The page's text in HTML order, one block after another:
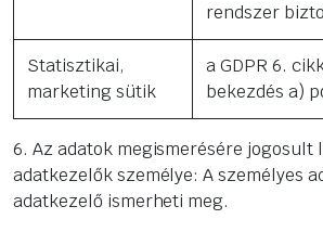
rendszer
Statisztikai,
marketing sütik
a GDPR 6.
bekezdés a)
6. Az adatok megismerésére jogosult
adatkezelők személye: A személyes
adatkezelő ismerheti meg.